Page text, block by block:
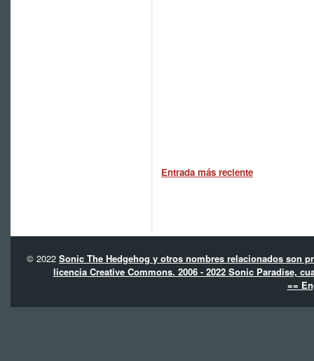
Entrada más reciente
© 2022 Sonic The Hedgehog y otros nombres relacionados son
licencia Creative Commons. 2006 - 2022 Sonic Paradise,
==